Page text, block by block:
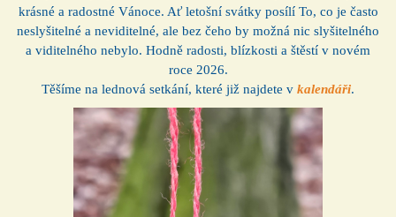
krásné a radostné Vánoce. Ať letošní svátky posílí To, co je často
neslyšitelné a neviditelné, ale bez čeho by možná nic slyšitelného
a viditelného nebylo. Hodně radosti, blízkosti a štěstí v novém
roce 2026.
Těšíme na lednová setkání, které již najdete v kalendáři.